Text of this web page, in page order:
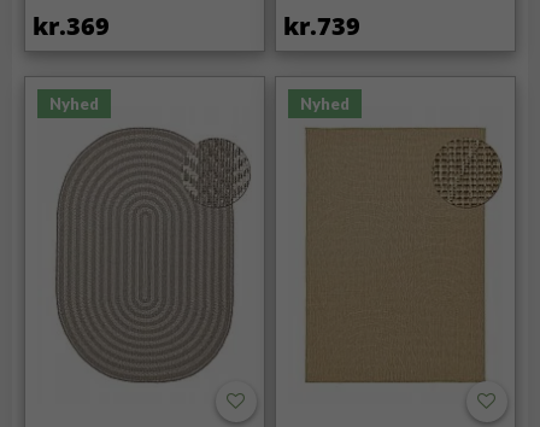
kr.369 kr.739
Nyhed Nyhed